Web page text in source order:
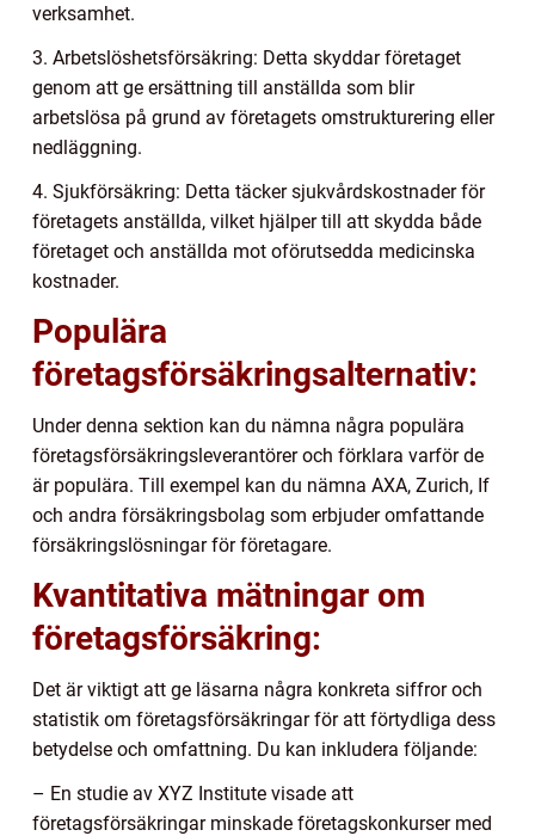
verksamhet.
3. Arbetslöshetsförsäkring: Detta skyddar företaget
genom att ge ersättning till anställda som blir
arbetslösa på grund av företagets omstrukturering eller
nedläggning.
4. Sjukförsäkring: Detta täcker sjukvårdskostnader för
företagets anställda, vilket hjälper till att skydda både
företaget och anställda mot oförutsedda medicinska
kostnader.
Populära
företagsförsäkringsalternativ:
Under denna sektion kan du nämna några populära
företagsförsäkringsleverantörer och förklara varför de
är populära. Till exempel kan du nämna AXA, Zurich, If
och andra försäkringsbolag som erbjuder omfattande
försäkringslösningar för företagare.
Kvantitativa mätningar om
företagsförsäkring:
Det är viktigt att ge läsarna några konkreta siffror och
statistik om företagsförsäkringar för att förtydliga dess
betydelse och omfattning. Du kan inkludera följande:
– En studie av XYZ Institute visade att
företagsförsäkringar minskade företagskonkurser med